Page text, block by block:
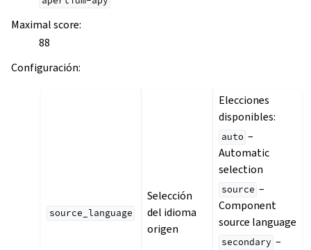
Maximal score:
88
Configuración:
source_language
Selección
del idioma
origen
Elecciones
disponibles:
auto –
Automatic
selection
source –
Component
source language
secondary –